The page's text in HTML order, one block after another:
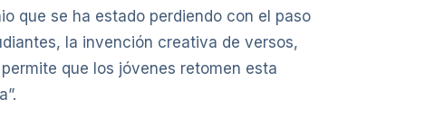
que se ha estado perdiendo con el paso
la invención creativa de versos,
que los jóvenes retomen esta